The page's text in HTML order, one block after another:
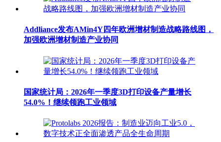
Addliance发布AMin4Y四年欧洲增材制造战略路线图，
加强欧洲增材制造产业协同
国家统计局：2026年一季度3D打印设备产量增长
54.0%！继续领跑工业领域